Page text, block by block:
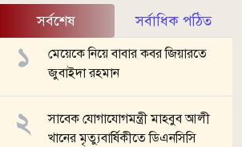
সর্বশেষ সর্বাধিক পঠিত
মেয়েকে নিয়ে বাবার কবর জিয়ারতে
জুবাইদা রহমান
সাবেক যোগাযোগমন্ত্রী মাহবুব আলী
খানের মৃত্যুবার্ষিকীতে ডিএনসিসি